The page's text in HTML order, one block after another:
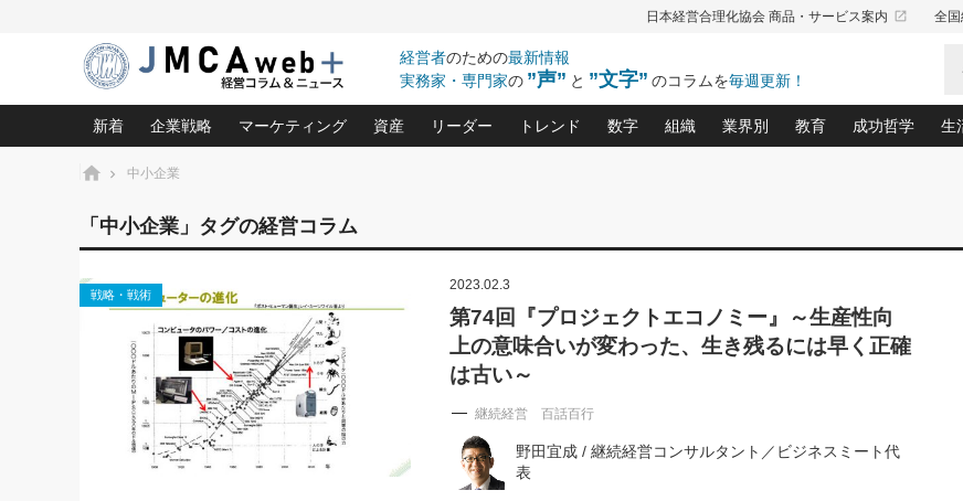
日本経営合理化協会 商品・サービス案内 launch 全
経営者のための最新情報
実務家・専門家の ”声” と ”文字” のコラムを毎週更新！
新着
2026.08.7
相談15：銀行がやたらと固定金
利を勧めてきます！やはり固定
がよいのでしょうか！
2026.08.7
第153回「内需企業があっとい
う間にグローバル成長企業に」
FOOD & LIFE COMPANIES
朝礼・会議での「社長の３分間
日号）
2026.08.5
第109話 伝統的産品を21世紀
に生かし切る！
企業戦略
中小企業の「１位づくり」戦略(96)
利益を最大化する「業務改善」横田尚哉氏(5)
強い会社を築く ビジネス・クリニック(240)
日本レーザー「人を大切にしながら利益を上げる経営」の極意
武器としてのM&A入門(3)
社長のための“儲かる通販”戦略視点(151)
継続経営 百話百行(85)
マーケティング
ネット戦略成功の秘訣 圧倒的に儲かる仕組みづくり講座(12)
ビジネスを一瞬で制する！一流グローバル経営者は知ってい
ロングセラーの玉手箱(9)
大復活＆快進撃！ユニバーサルスタジオジャパンの成功要因と
は(5)
最高の自分を表現する 成功イメージ戦略(77)
酒井光雄 成功事例に学ぶ繁栄企業のブランド戦略(39)
資産
どうなる金融業界(39)
中国経済の最新動向(204)
事業承継の前に、決めておきたい、知っておきたい、やってお
きたいコト(12)
会社と社長のための資産管理講座(95)
深読み企業分析(153)
リーダー
ビジネスリーダー×次の一手「牟田太陽の社長業ネクスト」
ピョートル・F・グジバチの『経営戦略の新常識』(12)
指導者たる者かくあるべし(635)
朝礼・会議での「社長の３分間スピーチ」ネタ帳(159)
楠木建の「経営知になる考え方」(57)
次もあなたにお願いしたいと思われる「一流の仕事術」(28)
社長の口ぐせ経営哲学(100)
トレンド
北村森の「今月のヒット商品」(109)
次の売れ筋をつかむ術(102)
社長のメシの種 4.0(206)
数字
おカネが残る決算書にするために、やっておきた
強い決算書の会社はココが違う！(36)
損益分岐点を下げる、Ｐ／Ｌ不況時代の新戦略(12)
賢い社長の「経理財務の見どころ・勘どころ・ツ
組織
中小企業の新たな法律リスク(178)
賃金決定の定石(68)
顧客・社員・社会から支持される「ウェ
業界別
売れる住宅を創る 100の視点
大久保一彦の“流行る”お店の仕
柿内幸夫─社長のための現場改善
教育
あなただからお願い
クレーム対応の新知
デキル社員に育てる
東川鷹年の「中小企
業績アップにつなが
欧米資産家に学ぶ二
成功哲学
中国哲学に学
令和時代の「
先人の名句
渡部昇一の「
経営に活かす
生
ホーム 中小企業
「中小企業」タグの経営コラム
戦略・戦術
2023.02.3
第74回『プロジェクトエコノミー』～生産性向
上の意味合いが変わった、生き残るには早く正確
は古い～
継続経営 百話百行
野田宜成 / 継続経営コンサルタント／ビジネスミート代
表